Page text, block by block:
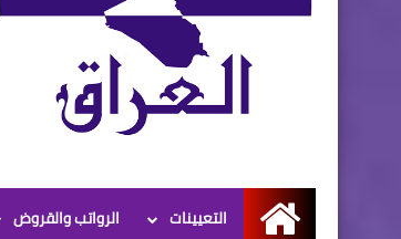
الرئيسية
التعيينات الرواتب والقروض